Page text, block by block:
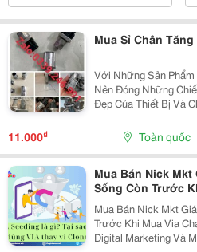
Mua Sỉ Chân
Với Những Sản
Nên Đóng Những
Đẹp Của Thiết Bị Và
Trí Bề Mặt Của Mặt
Cho 4 Chân Của
11.000₫ Toàn quốc
Mua Bán Nick Mkt
Sống Còn Trước
Mua Bán Nick Mkt
Trước Khi Mua Via Chạy Quảng
Digital Marketing Và